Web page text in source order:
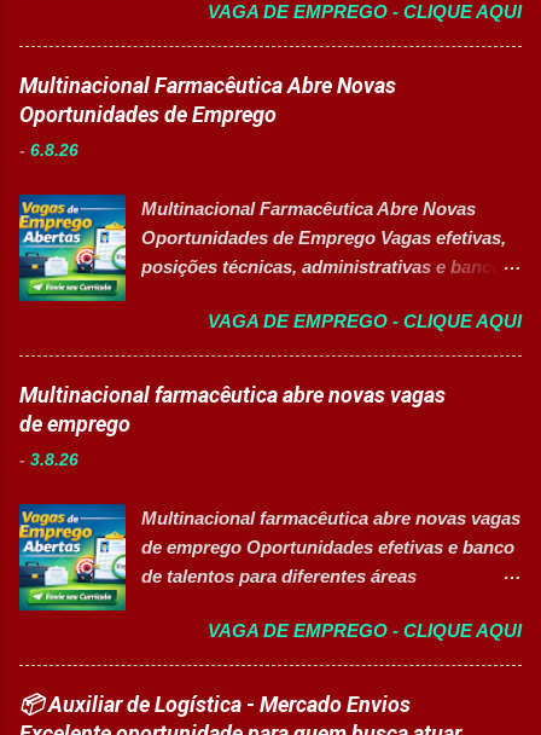
Responsabilidades Assegurar a manutenção
eficiente dos equipamentos das áreas de
utilidades, elétrica e setores auxiliares.
Identificar oportunidades de melhoria
disponibilidade e alta confiabilidade
operacional dos processos industriais.
Liderar a gestão da ...
Deficiência (PcD). 🏢 Sobre a Eurofarma
Com mais de 50 anos de história , a
Eurofarma é uma multinacional brasileira
presente em 22 países , reconhecida pela
inovação, qualidade e compromisso com o
melhores empresas para trabalhar,
oferecendo oportunidades de crescimento,
desenvolvimento profissional e um ambiente
CANDIDATAR-SE AGORA 📋 Principais
Atividades ✅ Auxiliar nas atividades de
embalagem, envase, manipulação e
Auxiliar no setup e abastecimento das linhas
produtivas; ✅ Conferir materiais recebidos e
realizar devoluções quand...
VAGA DE EMPREGO - CLIQUE AQUI
Multinacional Farmacêutica Abre Novas
Oportunidades de Emprego
- 6.8.26
Multinacional Farmacêutica Abre Novas
Oportunidades de Emprego Vagas efetivas,
posições técnicas, administrativas e banco
CANDIDATAR-SE AGORA Sobre as
Oportunidades Uma das maiores empresas
do setor farmacêutico e de saúde está com
processo seletivo aberto para contratação
operacional. Estão disponíveis cargos de
nível operacional, técnico, administrativo e
de gestão, além de opções de cadastro em
oportunidades de carreira. Vagas
Disponíveis Analista de Projetos Pleno
Auxiliar de Almoxarifado OEA Auxiliar de
VAGA DE EMPREGO - CLIQUE AQUI
Multinacional farmacêutica abre novas vagas
de emprego
- 3.8.26
Multinacional farmacêutica abre novas vagas
de emprego Oportunidades efetivas e banco
de talentos para diferentes áreas
Sobre as oportunidades Uma das maiores
multinacionais farmacêuticas do Brasil está
com novas oportunidades abertas para
profissionais que desejam atuar em um
VAGA DE EMPREGO - CLIQUE AQUI
📦 Auxiliar de Logística - Mercado Envios